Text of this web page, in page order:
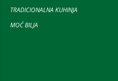
TRADICIONALNA KUHINJA
MOĆ BILJA